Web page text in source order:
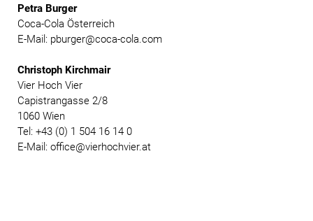
Petra Burger
Coca-Cola Österreich
E-Mail: pburger@coca-cola.com
Christoph Kirchmair
Vier Hoch Vier
Capistrangasse 2/8
1060 Wien
Tel: +43 (0) 1 504 16 14 0
E-Mail: office@vierhochvier.at